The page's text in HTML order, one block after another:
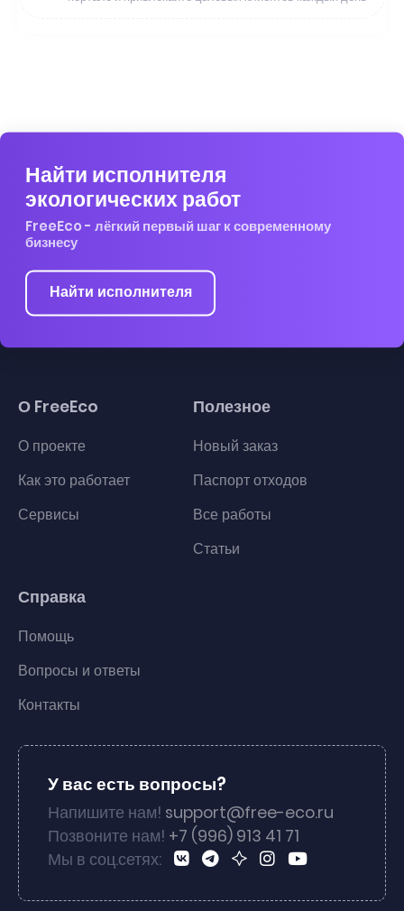
Найти исполнителя
экологических работ
FreeEco - лёгкий первый шаг к современному
бизнесу
Найти исполнителя
О FreeEco
О проекте
Как это работает
Сервисы
Полезное
Новый заказ
Паспорт отходов
Все работы
Статьи
Справка
Помощь
Вопросы и ответы
Контакты
У вас есть вопросы?
Напишите нам! support@free-eco.ru
Позвоните нам! +7 (996) 913 41 71
Мы в соц.сетях: